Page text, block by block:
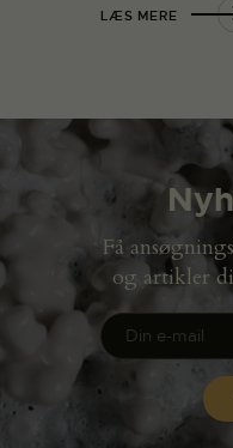
LÆS MERE
Få
og artikler